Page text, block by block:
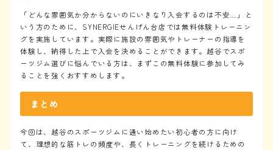
「どんな雰囲気か分からないのにいきなり入会するのは不安…」と
いう方のために、SYNERGIEせんげん台店では無料体験トレーニン
グを実施しています。実際に施設の雰囲気やトレーナーの指導を
体験し、納得した上で入会を決めることができます。越谷でスポ
ーツジム選びに悩んでいる方は、まずこの無料体験に参加してみ
ることを強くおすすめします。
まとめ
今回は、越谷のスポーツジムに通い始めたい初心者の方に向け
て、理想的な筋トレの頻度や、長くトレーニングを続けるための